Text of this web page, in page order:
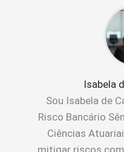
Isabela
Sou Isabela de
Risco Bancário
Ciências
mitigar riscos